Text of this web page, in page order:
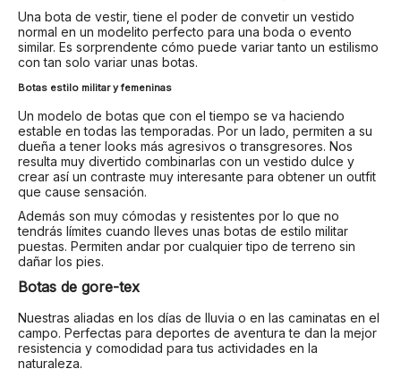
Una bota de vestir, tiene el poder de convetir un vestido
normal en un modelito perfecto para una boda o evento
similar. Es sorprendente cómo puede variar tanto un estilismo
con tan solo variar unas botas.
Botas estilo militar y femeninas
Un modelo de botas que con el tiempo se va haciendo
estable en todas las temporadas. Por un lado, permiten a su
dueña a tener looks más agresivos o transgresores. Nos
resulta muy divertido combinarlas con un vestido dulce y
crear así un contraste muy interesante para obtener un outfit
que cause sensación.
Además son muy cómodas y resistentes por lo que no
tendrás límites cuando lleves unas botas de estilo militar
puestas. Permiten andar por cualquier tipo de terreno sin
dañar los pies.
Botas de gore-tex
Nuestras aliadas en los días de lluvia o en las caminatas en el
campo. Perfectas para deportes de aventura te dan la mejor
resistencia y comodidad para tus actividades en la
naturaleza.